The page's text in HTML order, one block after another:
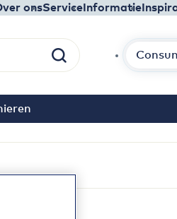
onsService Informatie
Zoek